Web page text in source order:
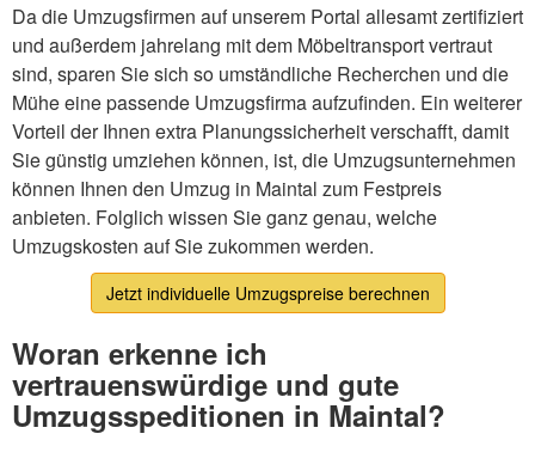
Da die Umzugsfirmen auf unserem Portal allesamt zertifiziert
und außerdem jahrelang mit dem Möbeltransport vertraut
sind, sparen Sie sich so umständliche Recherchen und die
Mühe eine passende Umzugsfirma aufzufinden. Ein weiterer
Vorteil der Ihnen extra Planungssicherheit verschafft, damit
Sie günstig umziehen können, ist, die Umzugsunternehmen
können Ihnen den Umzug in Maintal zum Festpreis
anbieten. Folglich wissen Sie ganz genau, welche
Umzugskosten auf Sie zukommen werden.
Jetzt individuelle Umzugspreise berechnen
Woran erkenne ich
vertrauenswürdige und gute
Umzugsspeditionen in Maintal?